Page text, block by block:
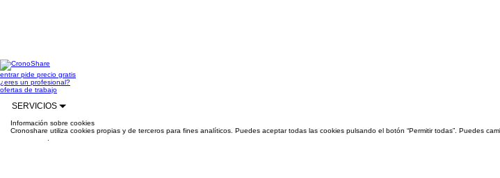
entrarpide precio gratis
¿eres un profesional?
ofertas de trabajo
SERVICIOS
Información sobre cookies
Cronoshare utiliza cookies propias y de terceros para fines analíticos. Puedes aceptar todas las cookies pulsando el botón “Permitir todas”. Puedes